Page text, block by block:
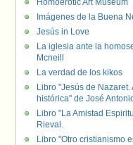
Homoerotic Art Museum
Imágenes de la Buena
Jesús in Love
La iglesia ante la
Mcneill
La verdad de los kikos
Libro "Jesús de Nazaret.
histórica" de José
Libro "La Amistad
Rieval.
Libro "Otro cristianismo